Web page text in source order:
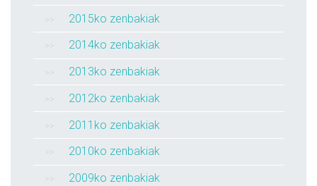
2015ko zenbakiak
2014ko zenbakiak
2013ko zenbakiak
2012ko zenbakiak
2011ko zenbakiak
2010ko zenbakiak
2009ko zenbakiak